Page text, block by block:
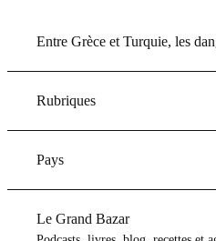
Entre Grèce et Turquie, les
Rubriques
Pays
Le Grand Bazar